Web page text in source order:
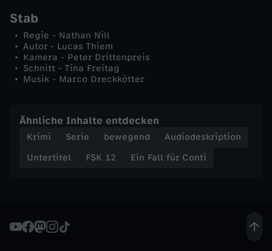
S
o
h
Stab
Regie - Nathan Nill
Autor - Lucas Thiem
Kamera - Peter Drittenpreis
Schnitt - Tina Freitag
Musik - Marco Dreckkötter
Ähnliche Inhalte entdecken
Krimi Serie bewegend
Audiodeskription
Untertitel
FSK 12 Ein Fall für Conti